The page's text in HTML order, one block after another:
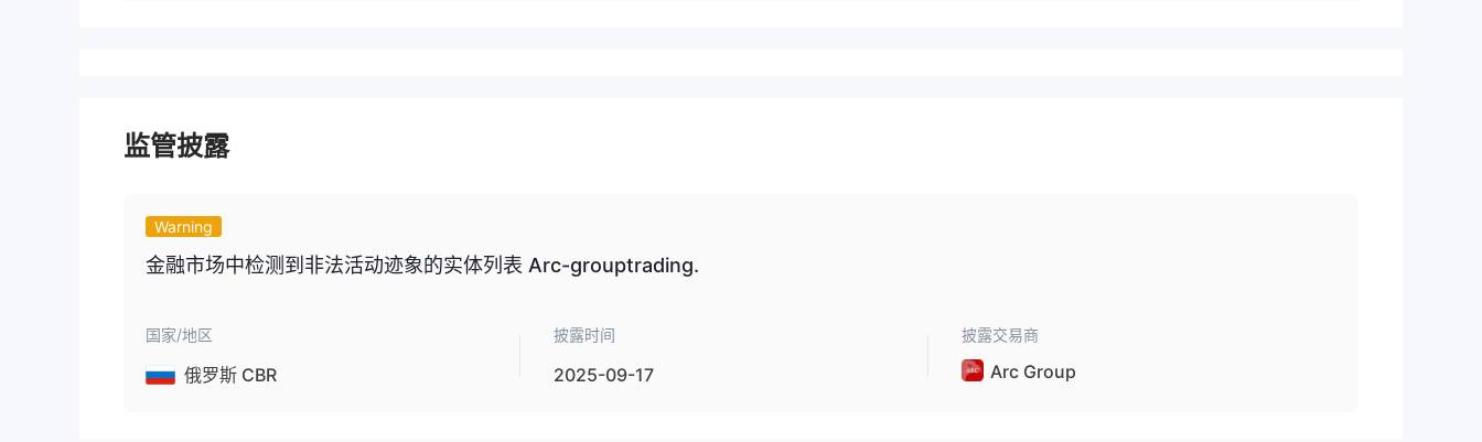
监管披露
Warning
金融市场中检测到非法活动迹象的实体列表 Arc-grouptrading.
国家/地区
俄罗斯 CBR
披露时间
2025-09-17
披露交易商
Arc Group